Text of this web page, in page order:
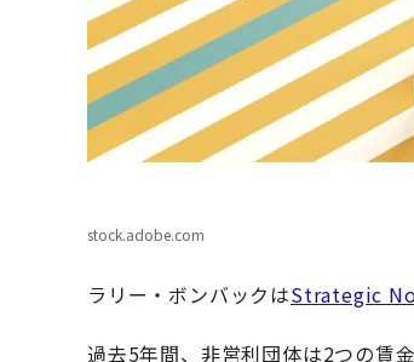
stock.adobe.com
ラリー・ボンバックはStrategic
過去5年間、非営利団体は2つの賃